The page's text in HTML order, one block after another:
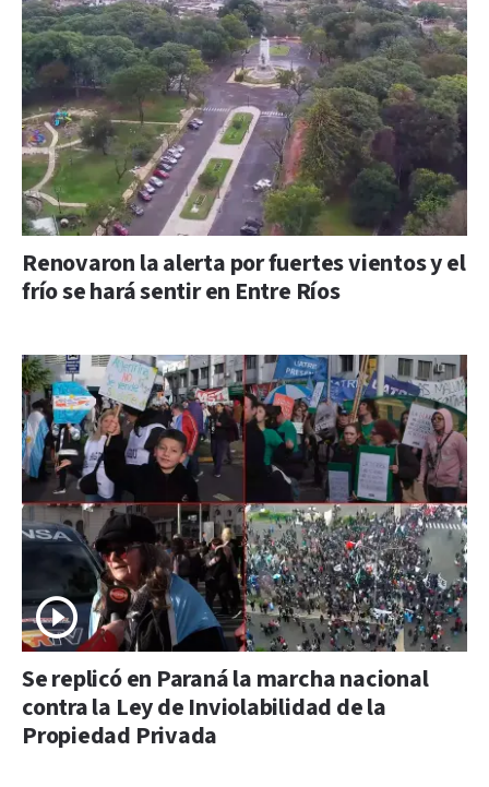
Renovaron la alerta por fuertes vientos y el
frío se hará sentir en Entre Ríos
Se replicó en Paraná la marcha nacional
contra la Ley de Inviolabilidad de la
Propiedad Privada